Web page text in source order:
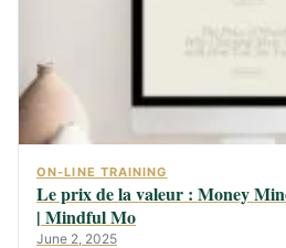
ON-LINE TRAINING
Le prix de la valeur : Money
| Mindful Mo
June 2, 2025